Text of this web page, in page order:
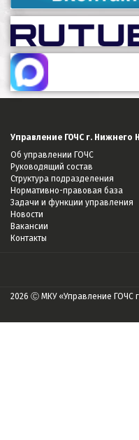
Управление ГОЧС г. Нижнего
Об управлении ГОЧС
Руководящий состав
Структура подразделения
Нормативно-правовая база
Задачи и функции управления
Новости
Вакансии
Контакты
2026 Ⓒ МКУ «Управление ГОЧС